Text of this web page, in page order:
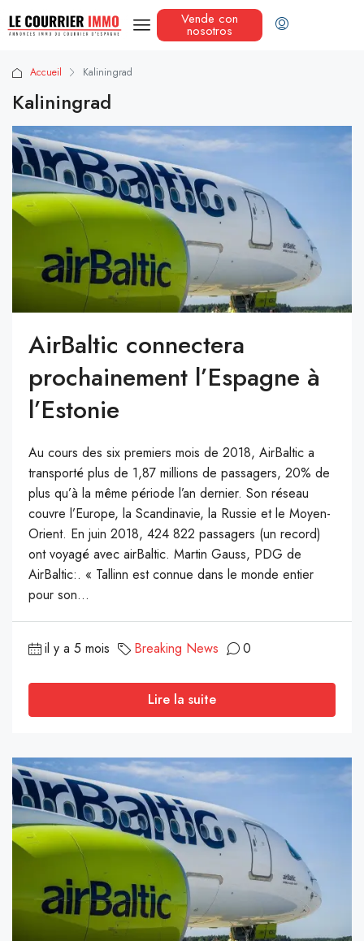
Vende con
nosotros
Accueil Kaliningrad
Kaliningrad
AirBaltic connectera
prochainement l’Espagne à
l’Estonie
Au cours des six premiers mois de 2018, AirBaltic a
transporté plus de 1,87 millions de passagers, 20% de
plus qu’à la même période l’an dernier. Son réseau
couvre l’Europe, la Scandinavie, la Russie et le Moyen-
Orient. En juin 2018, 424 822 passagers (un record)
ont voyagé avec airBaltic. Martin Gauss, PDG de
AirBaltic:. « Tallinn est connue dans le monde entier
pour son...
il y a 5 mois Breaking News 0
Lire la suite